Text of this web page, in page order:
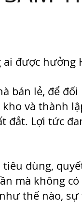
ai được hưởng
bán lẻ, để
và thành
đắt. Lợi tức
dùng,
mà không
thế nào,